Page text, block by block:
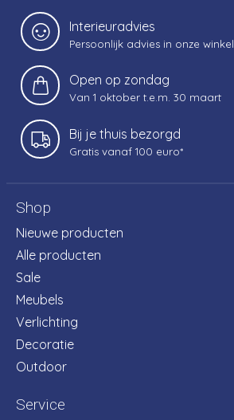
Interieuradvies
Persoonlijk advies in onze winkel
Open op zondag
Van 1 oktober t.e.m. 30 maart
Bij je thuis bezorgd
Gratis vanaf 100 euro*
Shop
Nieuwe producten
Alle producten
Sale
Meubels
Verlichting
Decoratie
Outdoor
Service